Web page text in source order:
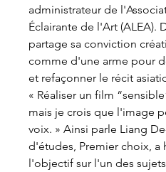
administrateur de
Éclairante de l'Art (ALEA).
partage sa conviction
comme d'une arme pour
et refaçonner le récit
« Réaliser un film
mais je crois que l'image
voix. » Ainsi parle Liang
d'études, Premier choix, a
l'objectif sur l'un des